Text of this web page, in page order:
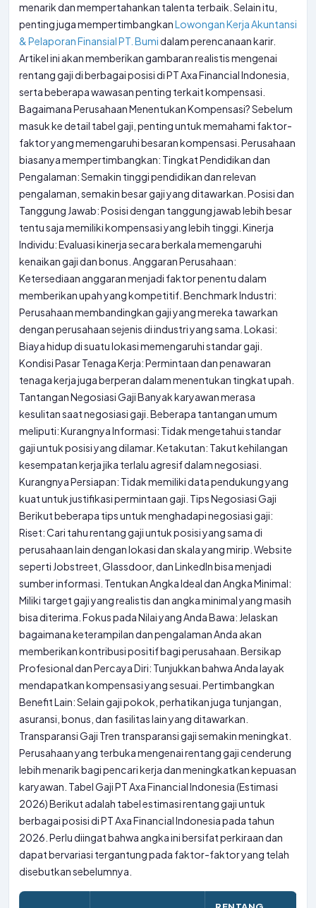
menarik dan mempertahankan talenta terbaik. Selain itu,
penting juga mempertimbangkanLowongan Kerja Akuntansi
& Pelaporan Finansial PT. Bumidalam perencanaan karir.
Artikel ini akan memberikan gambaran realistis mengenai
rentang gaji di berbagai posisi di PT Axa Financial Indonesia,
serta beberapa wawasan penting terkait kompensasi.
Bagaimana Perusahaan Menentukan Kompensasi? Sebelum
masuk ke detail tabel gaji, penting untuk memahami faktor-
faktor yang memengaruhi besaran kompensasi. Perusahaan
biasanya mempertimbangkan: Tingkat Pendidikan dan
Pengalaman: Semakin tinggi pendidikan dan relevan
pengalaman, semakin besar gaji yang ditawarkan. Posisi dan
Tanggung Jawab: Posisi dengan tanggung jawab lebih besar
tentu saja memiliki kompensasi yang lebih tinggi. Kinerja
Individu: Evaluasi kinerja secara berkala memengaruhi
kenaikan gaji dan bonus. Anggaran Perusahaan:
Ketersediaan anggaran menjadi faktor penentu dalam
memberikan upah yang kompetitif. Benchmark Industri:
Perusahaan membandingkan gaji yang mereka tawarkan
dengan perusahaan sejenis di industri yang sama. Lokasi:
Biaya hidup di suatu lokasi memengaruhi standar gaji.
Kondisi Pasar Tenaga Kerja: Permintaan dan penawaran
tenaga kerja juga berperan dalam menentukan tingkat upah.
Tantangan Negosiasi Gaji Banyak karyawan merasa
kesulitan saat negosiasi gaji. Beberapa tantangan umum
meliputi: Kurangnya Informasi: Tidak mengetahui standar
gaji untuk posisi yang dilamar. Ketakutan: Takut kehilangan
kesempatan kerja jika terlalu agresif dalam negosiasi.
Kurangnya Persiapan: Tidak memiliki data pendukung yang
kuat untuk justifikasi permintaan gaji. Tips Negosiasi Gaji
Berikut beberapa tips untuk menghadapi negosiasi gaji:
Riset: Cari tahu rentang gaji untuk posisi yang sama di
perusahaan lain dengan lokasi dan skala yang mirip. Website
seperti Jobstreet, Glassdoor, dan LinkedIn bisa menjadi
sumber informasi. Tentukan Angka Ideal dan Angka Minimal:
Miliki target gaji yang realistis dan angka minimal yang masih
bisa diterima. Fokus pada Nilai yang Anda Bawa: Jelaskan
bagaimana keterampilan dan pengalaman Anda akan
memberikan kontribusi positif bagi perusahaan. Bersikap
Profesional dan Percaya Diri: Tunjukkan bahwa Anda layak
mendapatkan kompensasi yang sesuai. Pertimbangkan
Benefit Lain: Selain gaji pokok, perhatikan juga tunjangan,
asuransi, bonus, dan fasilitas lain yang ditawarkan.
Transparansi Gaji Tren transparansi gaji semakin meningkat.
Perusahaan yang terbuka mengenai rentang gaji cenderung
lebih menarik bagi pencari kerja dan meningkatkan kepuasan
karyawan. Tabel Gaji PT Axa Financial Indonesia (Estimasi
2026) Berikut adalah tabel estimasi rentang gaji untuk
berbagai posisi di PT Axa Financial Indonesia pada tahun
2026. Perlu diingat bahwa angka ini bersifat perkiraan dan
dapat bervariasi tergantung pada faktor-faktor yang telah
disebutkan sebelumnya.